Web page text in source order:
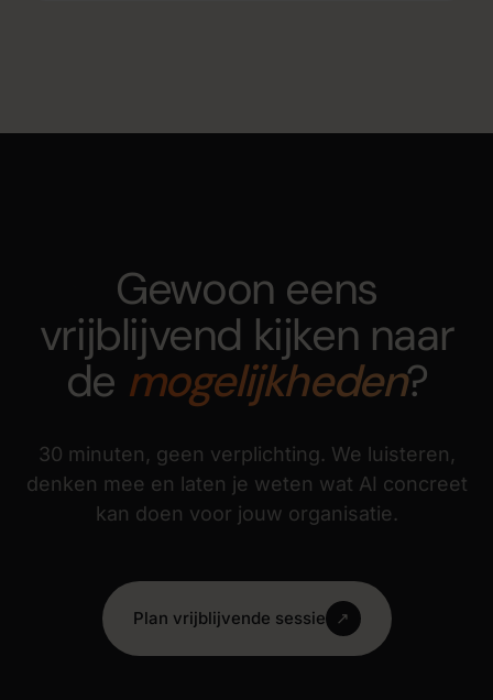
Gewoon eens
vrijblijvend kijken naar
de mogelijkheden?
30 minuten, geen verplichting. We luisteren,
denken mee en laten je weten wat AI concreet
kan doen voor jouw organisatie.
Plan vrijblijvende sessie ↗